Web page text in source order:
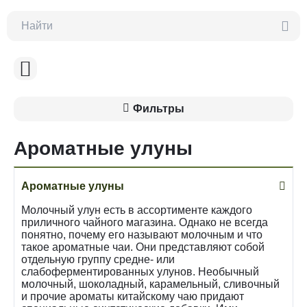
Фильтры
Ароматные улуны
Ароматные улуны
Молочный улун есть в ассортименте каждого
приличного чайного магазина. Однако не всегда
понятно, почему его называют молочным и что
такое ароматные чаи. Они представляют собой
отдельную группу средне- или
слабоферментированных улунов. Необычный
молочный, шоколадный, карамельный, сливочный
и прочие ароматы китайскому чаю придают